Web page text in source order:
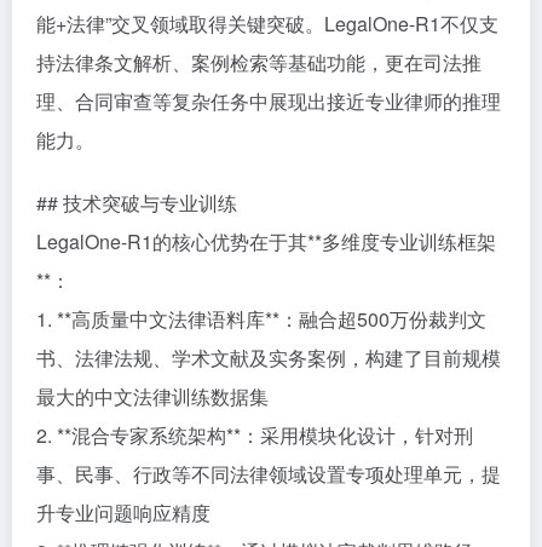
能+法律”交叉领域取得关键突破。LegalOne-R1不仅支
持法律条文解析、案例检索等基础功能，更在司法推
理、合同审查等复杂任务中展现出接近专业律师的推理
能力。
## 技术突破与专业训练
LegalOne-R1的核心优势在于其**多维度专业训练框架
**：
1. **高质量中文法律语料库**：融合超500万份裁判文
书、法律法规、学术文献及实务案例，构建了目前规模
最大的中文法律训练数据集
2. **混合专家系统架构**：采用模块化设计，针对刑
事、民事、行政等不同法律领域设置专项处理单元，提
升专业问题响应精度